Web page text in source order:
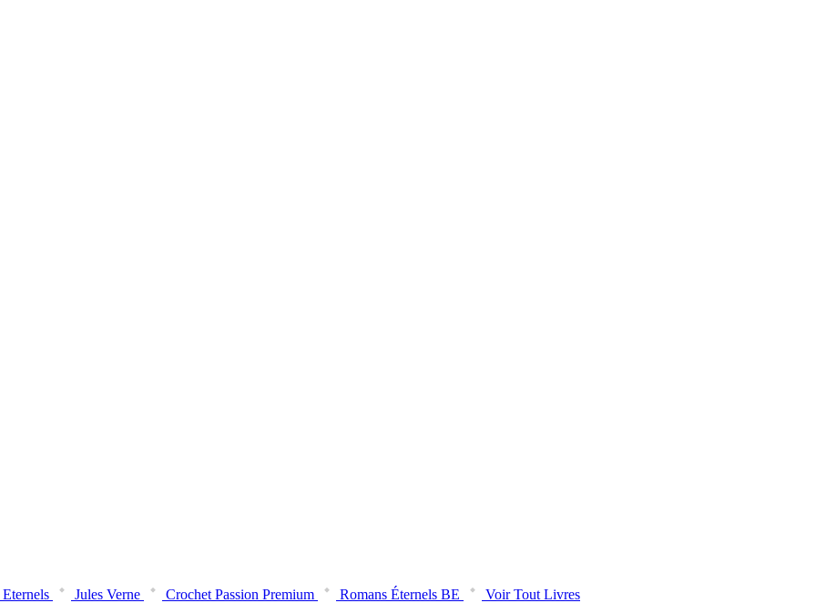
Jules Verne Crochet Passion Premium Romans Éternels BE
Voir Tout Livres